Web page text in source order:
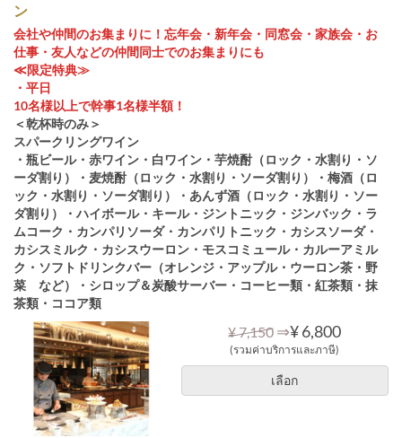
ン
会社や仲間のお集まりに！忘年会・新年会・同窓会・家族会・お
仕事・友人などの仲間同士でのお集まりにも
≪限定特典≫
・平日
10名様以上で幹事1名様半額！
＜乾杯時のみ＞
スパークリングワイン
・瓶ビール・赤ワイン・白ワイン・芋焼酎（ロック・水割り・ソ
ーダ割り）・麦焼酎（ロック・水割り・ソーダ割り）・梅酒（ロ
ック・水割り・ソーダ割り）・あんず酒（ロック・水割り・ソー
ダ割り）・ハイボール・キール・ジントニック・ジンバック・ラ
ムコーク・カンパリソーダ・カンパリトニック・カシスソーダ・
カシスミルク・カシスウーロン・モスコミュール・カルーアミル
ク・ソフトドリンクバー（オレンジ・アップル・ウーロン茶・野
菜 など）・シロップ＆炭酸サーバー・コーヒー類・紅茶類・抹
茶類・ココア類
¥ 7,150 ⇒¥ 6,800
(รวมค่าบริการและภาษี)
เลือก